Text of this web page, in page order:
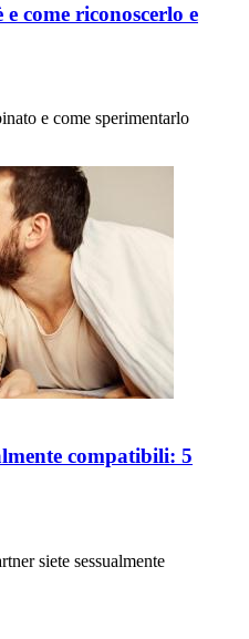
come riconoscerlo e
e come sperimentarlo
compatibili: 5
siete sessualmente